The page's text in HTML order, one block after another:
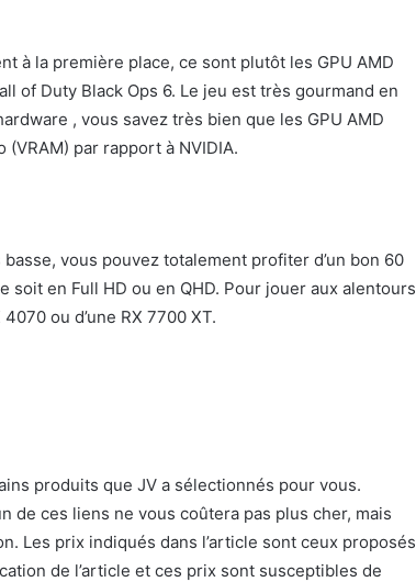
à la première place, ce sont plutôt les GPU AMD
of Duty Black Ops 6. Le jeu est très gourmand en
, vous savez très bien que les GPU AMD
par rapport à NVIDIA.
vous pouvez totalement profiter d’un bon 60
soit en Full HD ou en QHD. Pour jouer aux alentours
ou d’une RX 7700 XT.
produits que JV a sélectionnés pour vous.
de ces liens ne vous coûtera pas plus cher, mais
Les prix indiqués dans l’article sont ceux proposés
de l’article et ces prix sont susceptibles de